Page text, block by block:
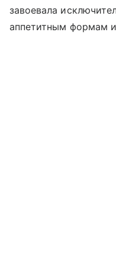
завоевала
аппетитным формам